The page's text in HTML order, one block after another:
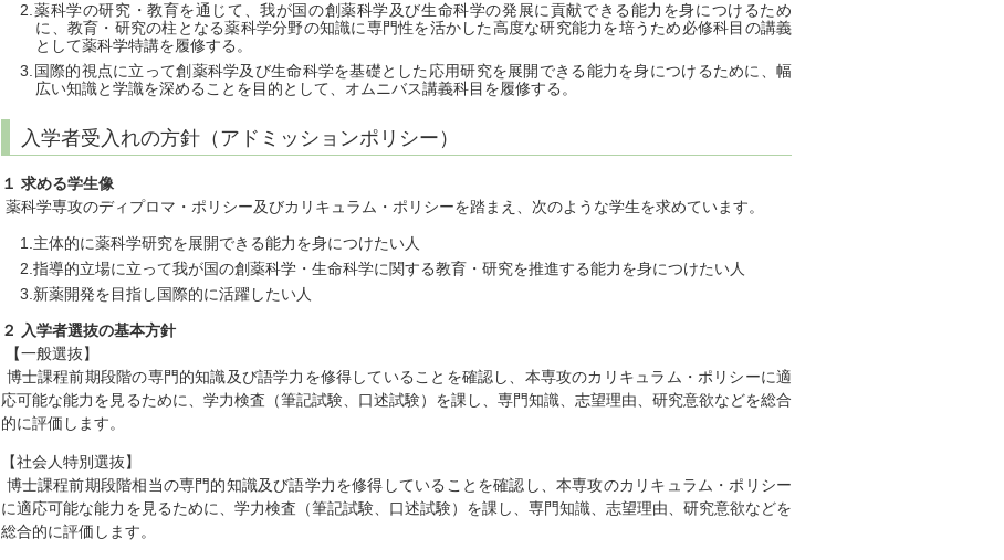
薬科学の研究・教育を通じて、我が国の創薬科学及び生命科学の発展に貢献できる能力を身につけるため
に、教育・研究の柱となる薬科学分野の知識に専門性を活かした高度な研究能力を培うため必修科目の講義
として薬科学特講を履修する。
国際的視点に立って創薬科学及び生命科学を基礎とした応用研究を展開できる能力を身につけるために、幅
広い知識と学識を深めることを目的として、オムニバス講義科目を履修する。
入学者受入れの方針（アドミッションポリシー）
１ 求める学生像
薬科学専攻のディプロマ・ポリシー及びカリキュラム・ポリシーを踏まえ、次のような学生を求めています。
主体的に薬科学研究を展開できる能力を身につけたい人
指導的立場に立って我が国の創薬科学・生命科学に関する教育・研究を推進する能力を身につけたい人
新薬開発を目指し国際的に活躍したい人
２ 入学者選抜の基本方針
【一般選抜】
博士課程前期段階の専門的知識及び語学力を修得していることを確認し、本専攻のカリキュラム・ポリシーに適
応可能な能力を見るために、学力検査（筆記試験、口述試験）を課し、専門知識、志望理由、研究意欲などを総合
的に評価します。
【社会人特別選抜】
博士課程前期段階相当の専門的知識及び語学力を修得していることを確認し、本専攻のカリキュラム・ポリシー
に適応可能な能力を見るために、学力検査（筆記試験、口述試験）を課し、専門知識、志望理由、研究意欲などを
総合的に評価します。